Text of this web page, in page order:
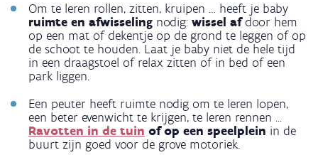
Om te leren rollen, zitten, kruipen … heeft je baby
ruimte en afwisseling nodig: wissel afdoor hem
op een mat of dekentje op de grond te leggen of op
de schoot te houden. Laat je baby niet de hele tijd
in een draagstoel of relax zitten of in bed of een
park liggen.
Een peuter heeft ruimte nodig om te leren lopen,
een beter evenwicht te krijgen, te leren rennen ...
Ravotten in de tuin of op een speelplein in de
buurt zijn goed voor de grove motoriek.